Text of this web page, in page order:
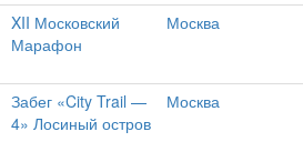
XII Московский
Марафон
Москва
Забег «City Trail —
4» Лосиный остров
Москва